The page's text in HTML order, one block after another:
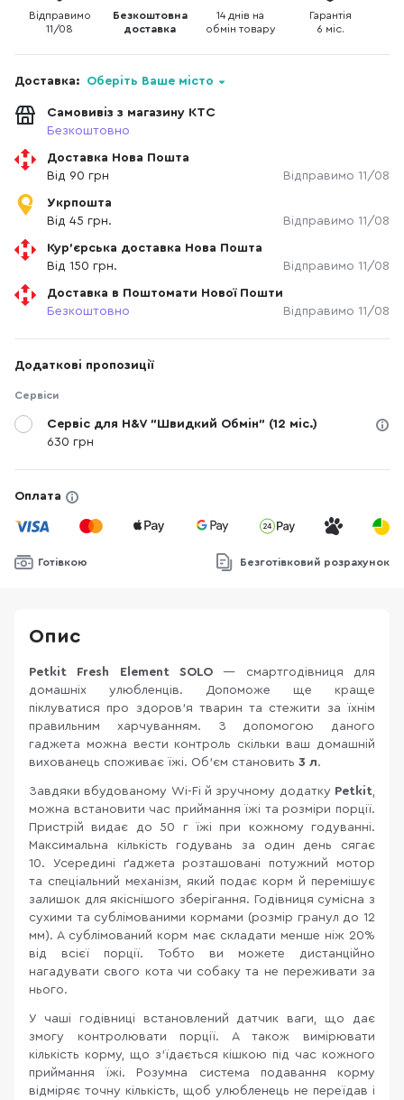
Відправимо
11/08
Безкоштовна
доставка
14 днів на
обмін товару
Гарантія
6 міс.
Доставка: Оберіть Ваше місто
Самовивіз з магазину КТС
Безкоштовно
Доставка Нова Пошта
Від 90 грн
Відправимо 11/08
Укрпошта
Від 45 грн.
Відправимо 11/08
Кур'єрська доставка Нова Пошта
Від 150 грн.
Відправимо 11/08
Доставка в Поштомати Нової Пошти
Безкоштовно
Відправимо 11/08
Додаткові пропозиції
Сервіси
Сервіс для H&V "Швидкий Обмін" (12 міс.)
630 грн
Оплата
Готівкою Безготівковий розрахунок
Опис
Petkit Fresh Element SOLO— смартгодівниця для
домашніх улюбленців. Допоможе ще краще
піклуватися про здоров’я тварин та стежити за їхнім
правильним харчуванням. З допомогою даного
гаджета можна вести контроль скільки ваш домашній
вихованець споживає їжі. Об’єм становить 3 л.
Завдяки вбудованому Wi-Fi й зручному додатку Petkit,
можна встановити час приймання їжі та розміри порції.
Пристрій видає до 50 г їжі при кожному годуванні.
Максимальна кількість годувань за один день сягає
10. Усередині ґаджета розташовані потужний мотор
та спеціальний механізм, який подає корм й перемішує
залишок для якіснішого зберігання. Годівниця сумісна з
сухими та сублімованими кормами (розмір гранул до 12
мм). А сублімований корм має складати менше ніж 20%
від всієї порції. Тобто ви можете дистанційно
нагадувати свого кота чи собаку та не переживати за
нього.
У чаші годівниці встановлений датчик ваги, що дає
змогу контролювати порції. А також вимірювати
кількість корму, що з'їдається кішкою під час кожного
приймання їжі. Розумна система подавання корму
відміряє точну кількість, щоб улюбленець не переїдав і